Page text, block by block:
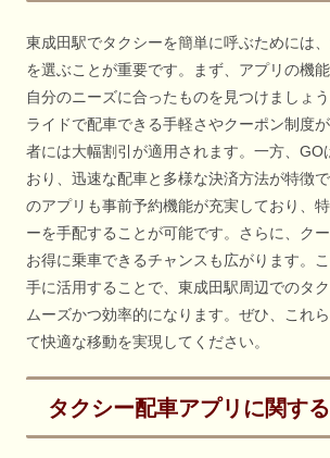
東成田駅でタクシーを簡単に呼ぶためには
を選ぶことが重要です。まず、アプリの機能
自分のニーズに合ったものを見つけましょ
ライドで配車できる手軽さやクーポン制度
者には大幅割引が適用されます。一方、GO
おり、迅速な配車と多様な決済方法が特徴
のアプリも事前予約機能が充実しており、
ーを手配することが可能です。さらに、ク
お得に乗車できるチャンスも広がります。
手に活用することで、東成田駅周辺でのタ
ムーズかつ効率的になります。ぜひ、これ
て快適な移動を実現してください。
タクシー配車アプリに関す